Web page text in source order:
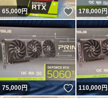
65,000円 いいね！
178,000円
75,000円 いいね！
110,000円